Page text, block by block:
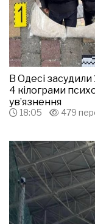
В Одесі
4 кілограми
ув’язнення
18:05 479